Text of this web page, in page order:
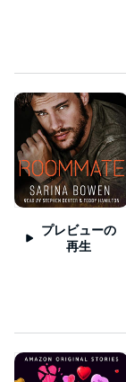
プレビューの
再生